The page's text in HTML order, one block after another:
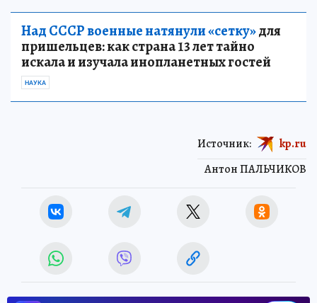
Над СССР военные натянули «сетку»для
пришельцев: как страна 13 лет тайно
искала и изучала инопланетных гостей
НАУКА
Антон ПАЛЬЧИКОВ
Источник: kp.ru